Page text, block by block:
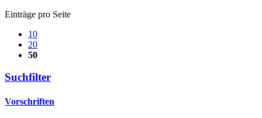
Einträge pro Seite
10
20
50
Suchfilter
Vorschriften